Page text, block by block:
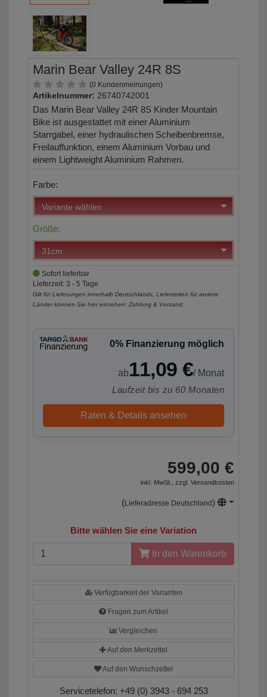
Marin Bear Valley 24R 8S
(0 Kundenmeinungen)
Artikelnummer: 26740742001
Das Marin Bear Valley 24R 8S Kinder Mountain
Bike ist ausgestattet mit einer Aluminium
Starrgabel, einer hydraulischen Scheibenbremse,
Freilauffunktion, einem Aluminium Vorbau und
einem Lightweight Aluminium Rahmen.
Farbe:
Größe:
Sofort lieferbar
Lieferzeit: 3 - 5 Tage
Gilt für Lieferungen innerhalb Deutschlands, Lieferzeiten für andere
Länder können Sie hier einsehen: Zahlung & Versand
0% Finanzierung möglich
ab11,09 €/ Monat
Laufzeit bis zu 60 Monaten
Raten & Details ansehen
599,00 €
inkl. MwSt., zzgl. Versandkosten
(Lieferadresse Deutschland)
Bitte wählen Sie eine Variation
In den Warenkorb
Verfügbarkeit der Varianten
Fragen zum Artikel
Vergleichen
Auf den Merkzettel
Auf den Wunschzettel
Servicetelefon: +49 (0) 3943 - 694 253